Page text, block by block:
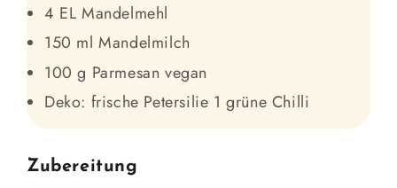
4 EL Mandelmehl
150 ml Mandelmilch
100 g Parmesan vegan
Deko: frische Petersilie 1 grüne Chilli
Zubereitung